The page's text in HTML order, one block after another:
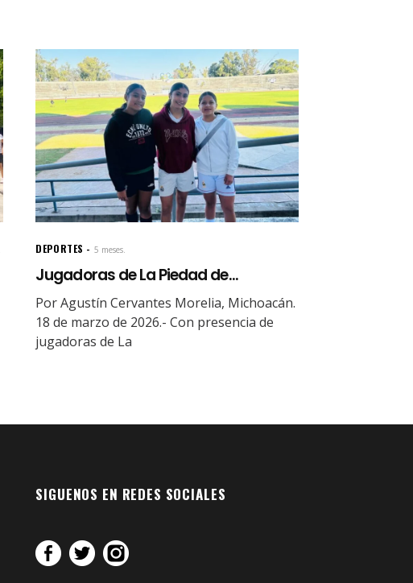
DEPORTES 5 meses.
Jugadoras de La Piedad de...
Por Agustín Cervantes Morelia, Michoacán.
18 de marzo de 2026.- Con presencia de
jugadoras de La
SIGUENOS EN REDES SOCIALES